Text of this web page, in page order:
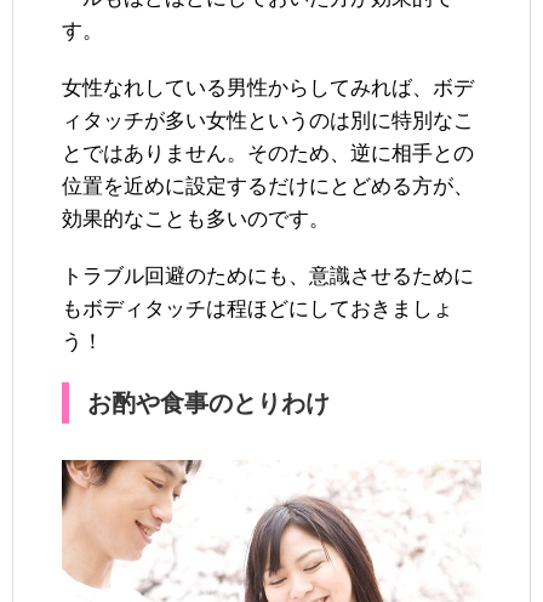
す。
女性なれしている男性からしてみれば、ボデ
ィタッチが多い女性というのは別に特別なこ
とではありません。そのため、逆に相手との
位置を近めに設定するだけにとどめる方が、
効果的なことも多いのです。
トラブル回避のためにも、意識させるために
もボディタッチは程ほどにしておきましょ
う！
お酌や食事のとりわけ